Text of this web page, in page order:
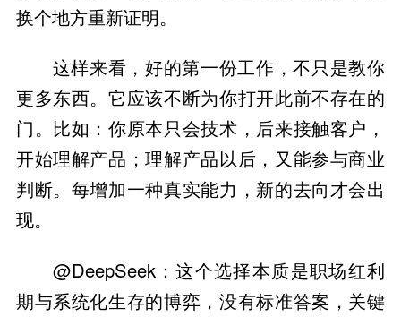
换个地方重新证明。
这样来看，好的第一份工作，不只是教你
更多东西。它应该不断为你打开此前不存在的
门。比如：你原本只会技术，后来接触客户，
开始理解产品；理解产品以后，又能参与商业
判断。每增加一种真实能力，新的去向才会出
现。
@DeepSeek：这个选择本质是职场红利
期与系统化生存的博弈，没有标准答案，关键